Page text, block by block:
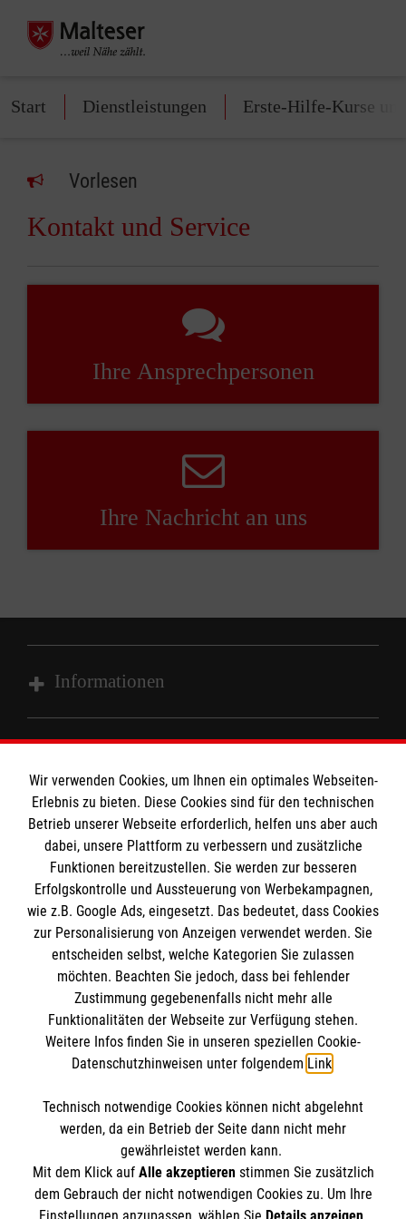
Start Dienstleistungen Erste-Hilfe-Kurse
Vorlesen
Kontakt und Service
Ihre Ansprechpersonen
Ihre Nachricht an uns
Informationen
Impressum
Datenschutz
Barrierefreiheit
Kontakt
Presse
Den Beauftragten für Medizinproduktesicherheit
im Malteser Rettungsdienst und den
Einsatzdiensten der Malteser können Sie unter
gmb_mpg@malteser.org
kontaktieren.
Die Malteser
Malteserorden
Malteser Jugend
Malteser International
Sharepoint
Spendenkonto
Empfänger: Malteser Hilfsdienst e.V.
IBAN: DE51370601201201209265
So finden Sie uns
Wilhelm-Lambrecht-Straße 3
37079 Göttingen
Telefon:0551 89069770
Email:info.goettingen@malteser.org
Accordion 1
Der Malteser Hilfsdienst e.V. ist als eingetragene
Wir verwenden Cookies, um Ihnen ein optimales Webseiten-
Erlebnis zu bieten. Diese Cookies sind für den technischen
Betrieb unserer Webseite erforderlich, helfen uns aber auch
dabei, unsere Plattform zu verbessern und zusätzliche
Funktionen bereitzustellen. Sie werden zur besseren
Erfolgskontrolle und Aussteuerung von Werbekampagnen,
wie z.B. Google Ads, eingesetzt. Das bedeutet, dass Cookies
zur Personalisierung von Anzeigen verwendet werden. Sie
entscheiden selbst, welche Kategorien Sie zulassen
möchten. Beachten Sie jedoch, dass bei fehlender
Zustimmung gegebenenfalls nicht mehr alle
Funktionalitäten der Webseite zur Verfügung stehen.
Weitere Infos finden Sie in unseren speziellen Cookie-
Datenschutzhinweisen unter folgendem Link.
Technisch notwendige Cookies können nicht abgelehnt
werden, da ein Betrieb der Seite dann nicht mehr
gewährleistet werden kann.
Mit dem Klick auf Alle akzeptierenstimmen Sie zusätzlich
dem Gebrauch der nicht notwendigen Cookies zu. Um Ihre